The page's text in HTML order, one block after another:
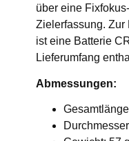
über eine
Zielerfassung. Zur
ist eine Batterie
Lieferumfang
Abmessungen: